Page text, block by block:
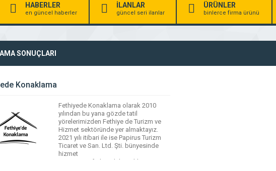
HABERLER
en güncel haberler
İLANLAR
güncel seri ilanlar
ÜRÜNLER
binlerce firma ürünü
SONUÇLARI
Konaklama
Fethiyede Konaklama olarak 2010
yılından bu yana gözde tatil
yörelerimizden Fethiye de Turizm ve
Hizmet sektöründe yer almaktayız.
2021 yılı itibari ile ise Papirus Turizm
Ticaret ve San. Ltd. Şti. bünyesinde
hizmet
veren www.fethiyedekonaklama.com alışılagelmiş